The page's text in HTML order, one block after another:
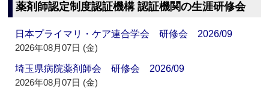
薬剤師認定制度認証機構 認証機関の生涯研修会
日本プライマリ・ケア連合学会 研修会 2026/09
2026年08月07日 (金)
埼玉県病院薬剤師会 研修会 2026/09
2026年08月07日 (金)